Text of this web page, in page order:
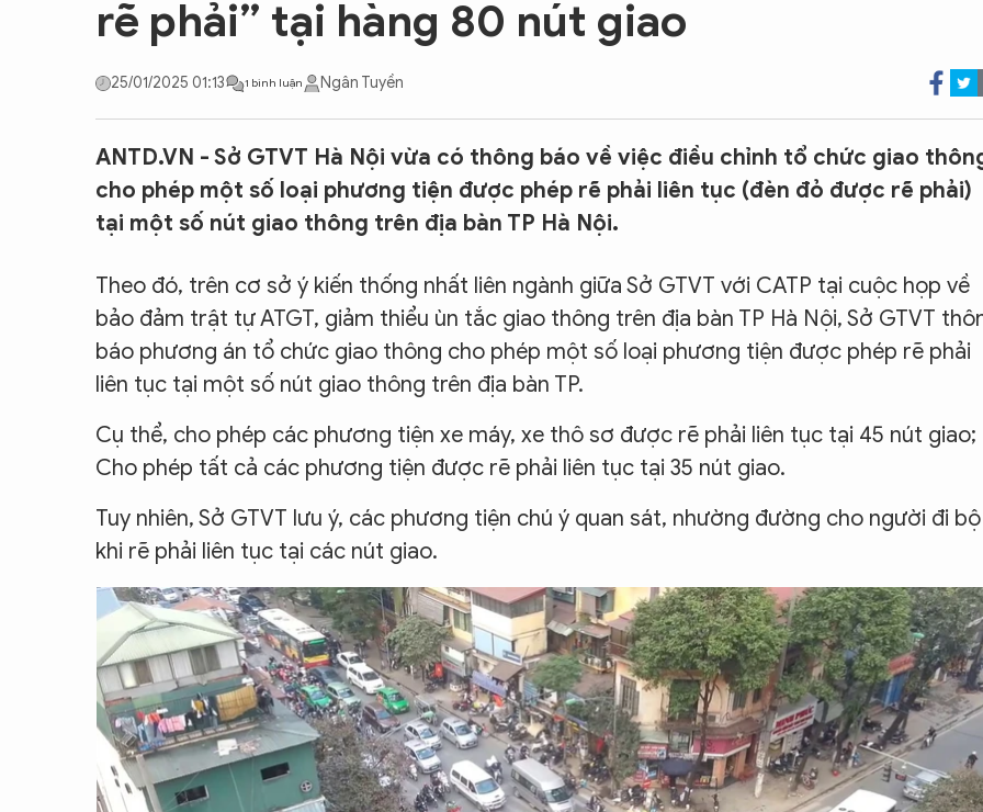
CON ĐƯỜNG KHỞI NGHIỆP
rẽ phải” tại hàng 80 nút giao
25/01/2025 01:13 1 bình luận Ngân Tuyền
ANTD.VN - Sở GTVT Hà Nội vừa có thông báo về việc điều chỉnh tổ chức giao
cho phép một số loại phương tiện được phép rẽ phải liên tục (đèn đỏ được rẽ phải)
tại một số nút giao thông trên địa bàn TP Hà Nội.
Theo đó, trên cơ sở ý kiến thống nhất liên ngành giữa Sở GTVT với CATP tại cuộc họp về
bảo đảm trật tự ATGT, giảm thiểu ùn tắc giao thông trên địa bàn TP Hà Nội, Sở GTVT
báo phương án tổ chức giao thông cho phép một số loại phương tiện được phép rẽ phải
liên tục tại một số nút giao thông trên địa bàn TP.
Cụ thể, cho phép các phương tiện xe máy, xe thô sơ được rẽ phải liên tục tại 45 nút giao;
Cho phép tất cả các phương tiện được rẽ phải liên tục tại 35 nút giao.
Tuy nhiên, Sở GTVT lưu ý, các phương tiện chú ý quan sát, nhường đường cho người đi bộ
khi rẽ phải liên tục tại các nút giao.